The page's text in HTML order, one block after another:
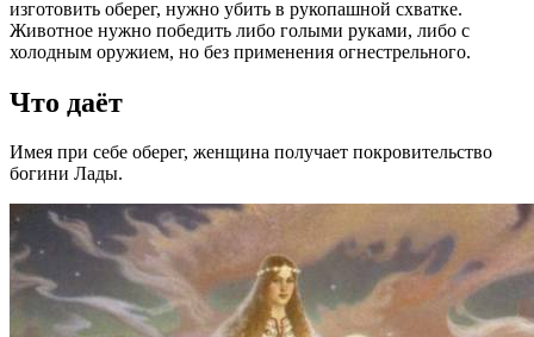
изготовить оберег, нужно убить в рукопашной схватке.
Животное нужно победить либо голыми руками, либо с
холодным оружием, но без применения огнестрельного.
Что даёт
Имея при себе оберег, женщина получает покровительство
богини Лады.